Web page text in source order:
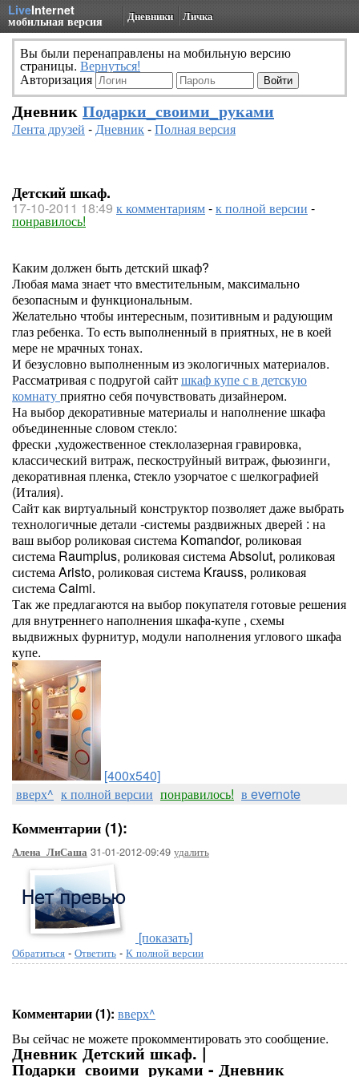
LiveInternet
мобильная версия Дневники Личка
Вы были перенаправлены на мобильную версию
страницы. Вернуться!
Авторизация
Дневник Подарки_своими_руками
Лента друзей -Дневник-Полная версия
Детский шкаф.
17-10-2011 18:49 к комментариям-к полной версии -
понравилось!
Каким должен быть детский шкаф?
Любая мама знает что вместительным, максимально
безопасным и функциональным.
Желательно чтобы интересным, позитивным и радующим
глаз ребенка. То есть выполненный в приятных, не в коей
мере не мрачных тонах.
И безусловно выполненным из экологичных материалов.
Рассматривая с подругой сайтшкаф купе с в детскую
комнатуприятно себя почувствовать дизайнером.
На выбор декоративные материалы и наполнение шкафа
объединенные словом стекло:
фрески ,художественное стеклолазерная гравировка,
классический витраж, пескоструйный витраж, фьюзинги,
декоративная пленка, cтекло узорчатое с шелкографией
(Италия).
Сайт как виртуальный конструктор позволяет даже выбрать
технологичные детали -системы раздвижных дверей : на
ваш выбор роликовая система Komandor, роликовая
система Raumplus, роликовая система Absolut, роликовая
система Aristo, роликовая система Krauss, роликовая
система Caimi.
Так же предлагаются на выбор покупателя готовые решения
для внутреннего наполнения шкафа-купе , схемы
выдвижных фурнитур, модули наполнения углового шкафа
купе.
[400x540]
вверх^ к полной версии понравилось! в evernote
Комментарии (1):
Алена_ЛиСаша 31-01-2012-09:49 удалить
[показать]
Обратиться - Ответить - К полной версии
Комментарии (1): вверх^
Вы сейчас не можете прокомментировать это сообщение.
Дневник Детский шкаф. |
Подарки_своими_руками - Дневник